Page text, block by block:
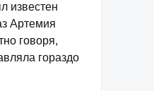
известен
Артемия
говоря,
гораздо